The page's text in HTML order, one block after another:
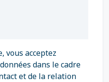
vous acceptez
dans le cadre
et de la relation